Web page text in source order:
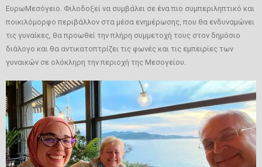
ΕυρωΜεσόγειο. Φιλοδοξεί να συμβάλει σε ένα πιο συμπεριληπτικό και
ποικιλόμορφο περιβάλλον στα μέσα ενημέρωσης, που θα ενδυναμώνει
τις γυναίκες, θα προωθεί την πλήρη συμμετοχή τους στον δημόσιο
διάλογο και θα αντικατοπτρίζει τις φωνές και τις εμπειρίες των
γυναικών σε ολόκληρη την περιοχή της Μεσογείου.